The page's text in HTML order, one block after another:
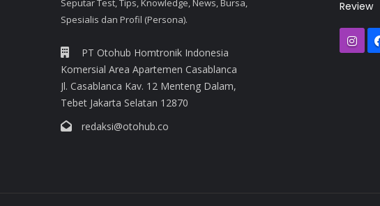
Seputar Test, Tips, Knowledge, News, Bursa,
Spesialis dan Profil (Persona).
PT Otohub Homtronik Indonesia
Komersial Area Apartemen Casablanca
Jl. Casablanca Kav. 12 Menteng Dalam,
Tebet Jakarta Selatan 12870
redaksi@otohub.co
Review